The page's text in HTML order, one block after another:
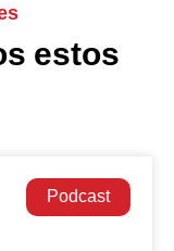
estos
Podcast